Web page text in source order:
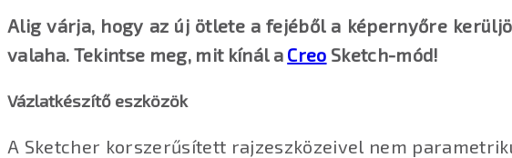
Alig várja, hogy az új ötlete a fejéből a képernyőre
valaha. Tekintse meg, mit kínál a Creo Sketch-mód!
Vázlatkészítő eszközök
A Sketcher korszerűsített rajzeszközeivel nem